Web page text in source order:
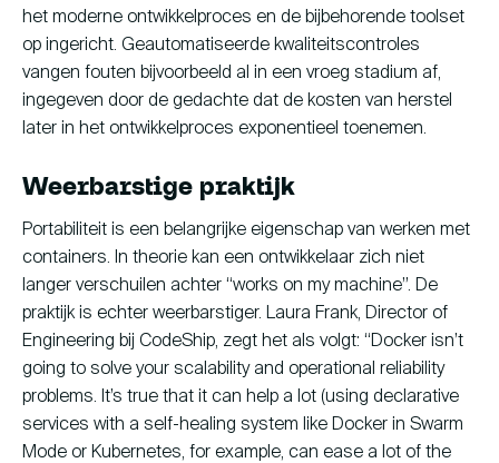
het moderne ontwikkelproces en de bijbehorende toolset
op ingericht. Geautomatiseerde kwaliteitscontroles
vangen fouten bijvoorbeeld al in een vroeg stadium af,
ingegeven door de gedachte dat de kosten van herstel
later in het ontwikkelproces exponentieel toenemen.
Weerbarstige praktijk
Portabiliteit is een belangrijke eigenschap van werken met
containers. In theorie kan een ontwikkelaar zich niet
langer verschuilen achter “works on my machine”. De
praktijk is echter weerbarstiger. Laura Frank, Director of
Engineering bij CodeShip, zegt het als volgt: “Docker isn’t
going to solve your scalability and operational reliability
problems. It’s true that it can help a lot (using declarative
services with a self-healing system like Docker in Swarm
Mode or Kubernetes, for example, can ease a lot of the